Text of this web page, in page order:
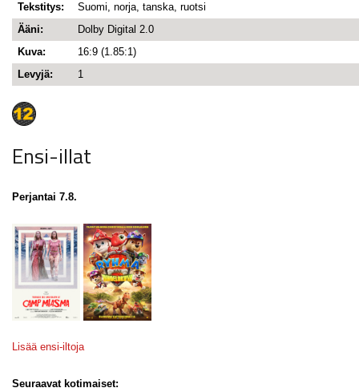
Tekstitys:
Suomi, norja, tanska, ruotsi
Ääni:
Dolby Digital 2.0
Kuva:
16:9 (1.85:1)
Levyjä:
1
Ensi-illat
Perjantai 7.8.
Lisää ensi-iltoja
Seuraavat kotimaiset: